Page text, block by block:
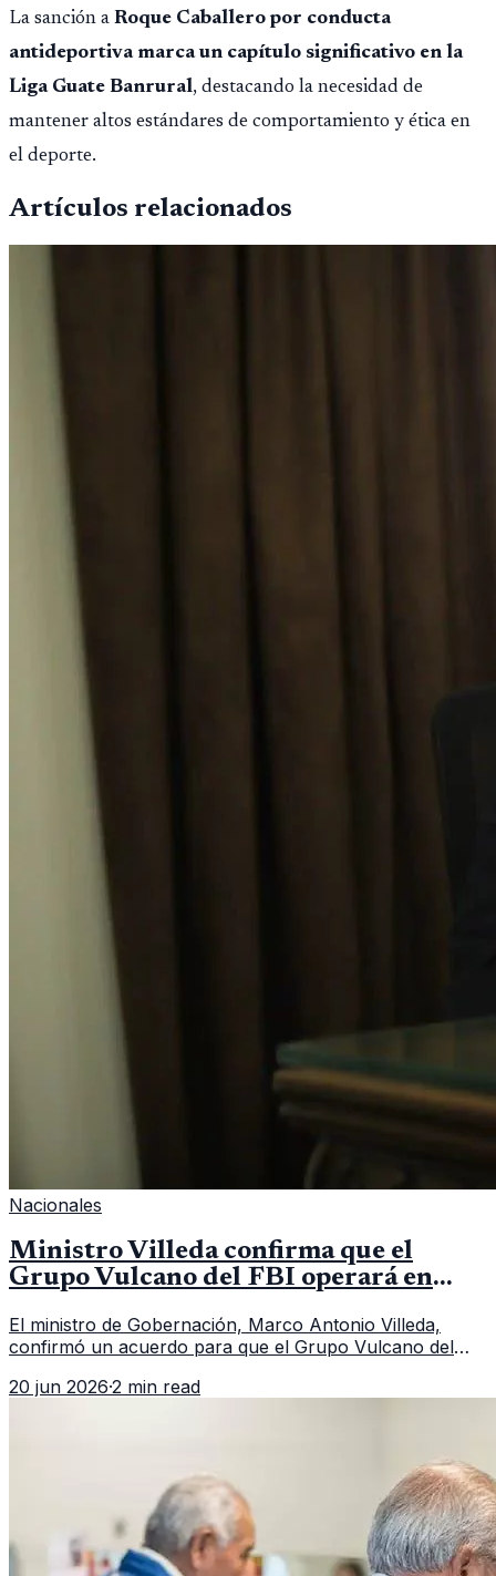
La sanción a Roque Caballero por conducta
antideportiva marca un capítulo significativo en la
Liga Guate Banrural, destacando la necesidad de
mantener altos estándares de comportamiento y ética en
el deporte.
Artículos relacionados
Nacionales
Ministro Villeda confirma que el
Grupo Vulcano del FBI operará en
El ministro de Gobernación, Marco Antonio Villeda,
confirmó un acuerdo para que el Grupo Vulcano del
fallido con la administración anterior del Ministerio
20 jun 2026·2 min read